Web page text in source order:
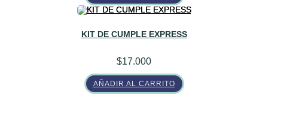
KIT DE CUMPLE EXPRESS
$17.000
AÑADIR AL CARRITO